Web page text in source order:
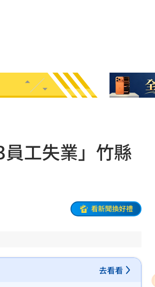
工失業」竹縣
看新聞換好禮
去看看